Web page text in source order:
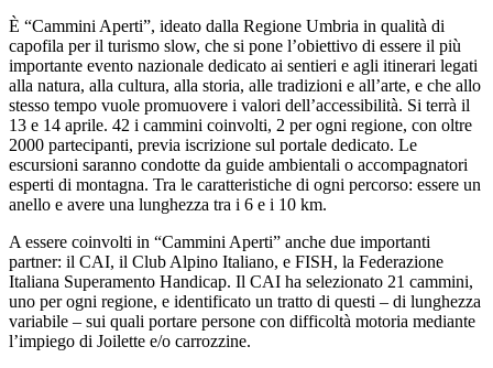
È “Cammini Aperti”, ideato dalla Regione Umbria in qualità di
capofila per il turismo slow, che si pone l’obiettivo di essere il più
importante evento nazionale dedicato ai sentieri e agli itinerari legati
alla natura, alla cultura, alla storia, alle tradizioni e all’arte, e che allo
stesso tempo vuole promuovere i valori dell’accessibilità. Si terrà il
13 e 14 aprile. 42 i cammini coinvolti, 2 per ogni regione, con oltre
2000 partecipanti, previa iscrizione sul portale dedicato. Le
escursioni saranno condotte da guide ambientali o accompagnatori
esperti di montagna. Tra le caratteristiche di ogni percorso: essere un
anello e avere una lunghezza tra i 6 e i 10 km.
A essere coinvolti in “Cammini Aperti” anche due importanti
partner: il CAI, il Club Alpino Italiano, e FISH, la Federazione
Italiana Superamento Handicap. Il CAI ha selezionato 21 cammini,
uno per ogni regione, e identificato un tratto di questi – di lunghezza
variabile – sui quali portare persone con difficoltà motoria mediante
l’impiego di Joilette e/o carrozzine.